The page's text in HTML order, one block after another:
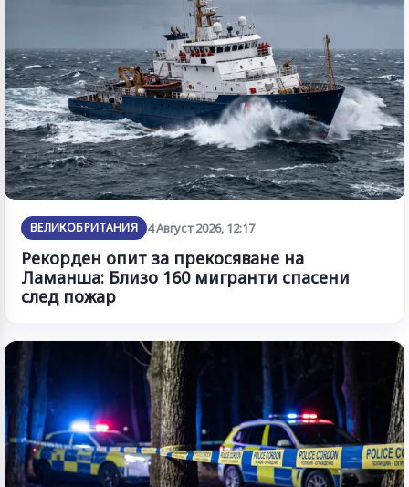
ВЕЛИКОБРИТАНИЯ 4 Август 2026, 12:17
Рекорден опит за прекосяване на
Ламанша: Близо 160 мигранти спасени
след пожар